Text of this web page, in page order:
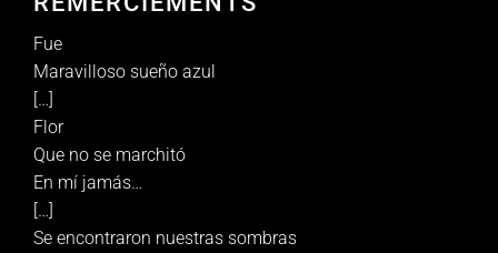
Fue
Maravilloso sueño azul
[…]
Flor
Que no se marchitó
En mí jamás…
[…]
Se encontraron nuestras sombras